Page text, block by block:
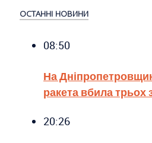
ОСТАННІ НОВИНИ
08:50
На
ракета вбила трьох
20:26